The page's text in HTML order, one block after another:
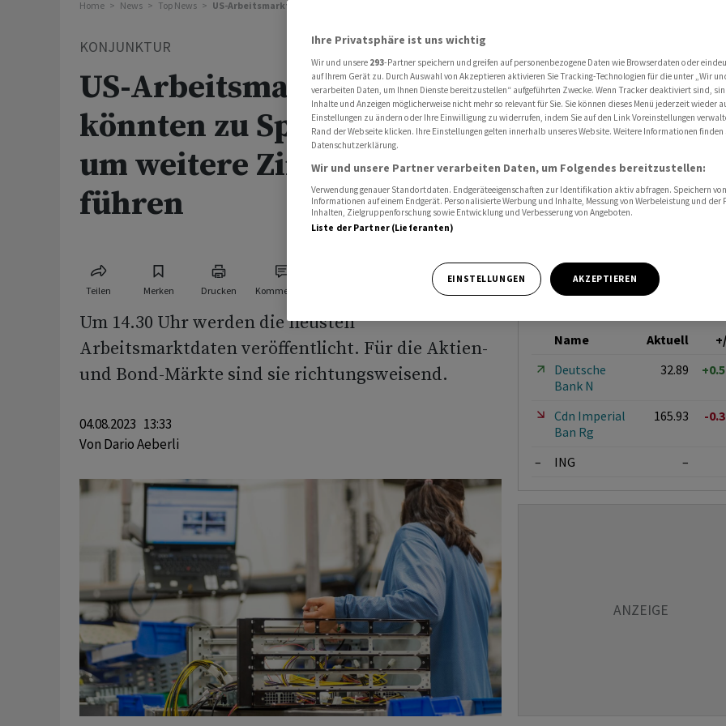
Home News Top News US-Arbeitsmarktdaten könnten zu Spekulationen um weitere Zinserhöhung führen
KONJUNKTUR
US-Arbeitsmarktdaten
könnten zu Spekulationen
um weitere Zinserhöhung
führen
Teilen Merken Drucken Kommentare
Um 14.30 Uhr werden die neusten
Arbeitsmarktdaten veröffentlicht. Für die Aktien-
und Bond-Märkte sind sie richtungsweisend.
04.08.2023 13:33
Von Dario Aeberli
Name Aktuell
Deutsche
Bank N
32.89
Cdn Imperial
Ban Rg
165.93 -
– ING –
Ihre Privatsphäre ist uns wichtig
Wir und unsere 293-Partner speichern und greifen auf personenbezogene Daten wie Browserdaten oder
auf Ihrem Gerät zu. Durch Auswahl von Akzeptieren aktivieren Sie Tracking-Technologien für die unter „Wir
verarbeiten Daten, um Ihnen Dienste bereitzustellen“ aufgeführten Zwecke. Wenn Tracker deaktiviert sind,
Inhalte und Anzeigen möglicherweise nicht mehr so relevant für Sie. Sie können dieses Menü jederzeit wieder
Einstellungen zu ändern oder Ihre Einwilligung zu widerrufen, indem Sie auf den Link Voreinstellungen
Rand der Webseite klicken. Ihre Einstellungen gelten innerhalb unseres Website. Weitere Informationen finden
Datenschutzerklärung.
Wir und unsere Partner verarbeiten Daten, um Folgendes bereitzustellen:
Verwendung genauer Standortdaten. Endgeräteeigenschaften zur Identifikation aktiv abfragen. Speichern
Informationen auf einem Endgerät. Personalisierte Werbung und Inhalte, Messung von Werbeleistung und der
Inhalten, Zielgruppenforschung sowie Entwicklung und Verbesserung von Angeboten.
Liste der Partner (Lieferanten)
EINSTELLUNGEN AKZEPTIEREN